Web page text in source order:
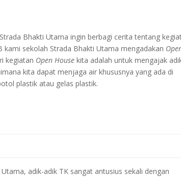
Bhakti Utama ingin berbagi cerita tentang
kami sekolah Strada Bhakti Utama mengadakan
kegiatan Open House kita adalah untuk mengajak
kita dapat menjaga air khususnya yang ada di
plastik atau gelas plastik.
adik-adik TK sangat antusius sekali dengan